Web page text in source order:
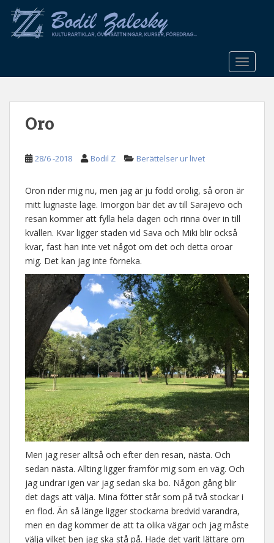
o
Oro
28/6 -2018 Bodil Z Berättelser ur livet
Oron rider mig nu, men jag är ju född orolig, så oron är
mitt lugnaste läge. Imorgon bär det av till Sarajevo och
resan kommer att fylla hela dagen och rinna över in till
kvällen. Kvar ligger staden vid Sava och Miki blir också
kvar, fast han inte vet något om det och detta oroar
mig. Det kan jag inte förneka.
Men jag reser alltså och efter den resan, nästa. Och
sedan nästa. Allting ligger framför mig som en väg. Och
jag undrar igen var jag sedan ska bo. Någon gång blir
det dags att välja. Mina fötter står som på två stockar i
en flod. Än så länge ligger stockarna bredvid varandra,
men en dag kommer de att ta olika vägar och jag måste
välja vilket ben jag ska stå på. Hade det varit lättare om